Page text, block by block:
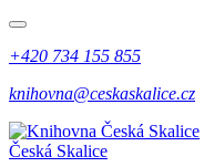
+420 734 155 855
knihovna@ceskaskalice.cz
Česká Skalice